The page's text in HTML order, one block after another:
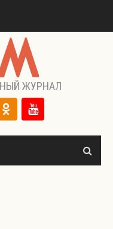
ЖУРНАЛ